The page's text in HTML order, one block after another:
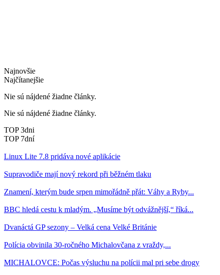
Najnovšie
Najčítanejšie
Nie sú nájdené žiadne články.
Nie sú nájdené žiadne články.
TOP 3dni
TOP 7dní
Linux Lite 7.8 pridáva nové aplikácie
Supravodiče mají nový rekord při běžném tlaku
Znamení, kterým bude srpen mimořádně přát: Váhy a Ryby...
BBC hledá cestu k mladým. „Musíme být odvážnější,“ říká...
Dvanáctá GP sezony – Velká cena Velké Británie
Polícia obvinila 30-ročného Michalovčana z vraždy,...
MICHALOVCE: Počas výsluchu na polícii mal pri sebe drogy